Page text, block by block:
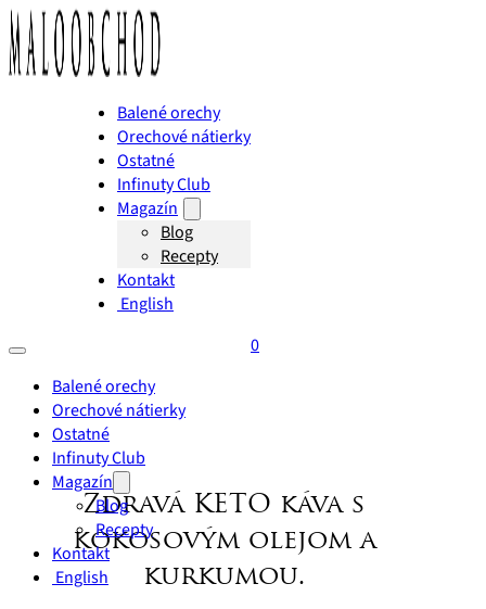
Balené orechy
Orechové nátierky
Ostatné
Infinuty Club
Magazín
Blog
Recepty
Kontakt
English
Balené orechy
Orechové nátierky
Ostatné
Infinuty Club
Magazín
Blog
Recepty
Kontakt
English
0
Zdravá KETO káva s
kokosovým olejom a
kurkumou.